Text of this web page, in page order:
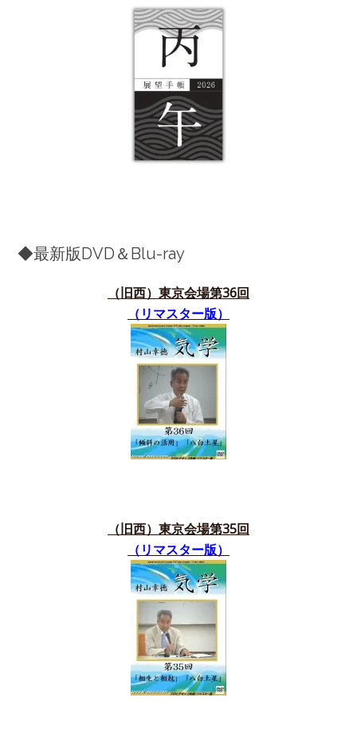
◆最新版DVD＆Blu-ray
（旧西）東京会場第36回
（リマスター版）
（旧西）東京会場第35回
（リマスター版）